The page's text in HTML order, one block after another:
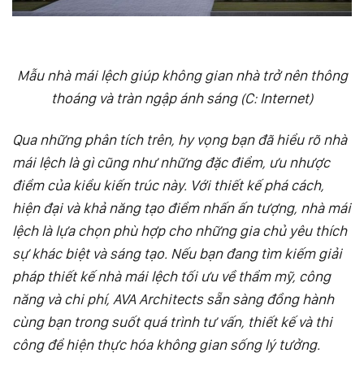
Mẫu nhà mái lệch giúp không gian nhà trở nên thông
thoáng và tràn ngập ánh sáng (C: Internet)
Qua những phân tích trên, hy vọng bạn đã hiểu rõ nhà
mái lệch là gì cũng như những đặc điểm, ưu nhược
điểm của kiểu kiến trúc này. Với thiết kế phá cách,
hiện đại và khả năng tạo điểm nhấn ấn tượng, nhà mái
lệch là lựa chọn phù hợp cho những gia chủ yêu thích
sự khác biệt và sáng tạo. Nếu bạn đang tìm kiếm giải
pháp thiết kế nhà mái lệch tối ưu về thẩm mỹ, công
năng và chi phí, AVA Architects sẵn sàng đồng hành
cùng bạn trong suốt quá trình tư vấn, thiết kế và thi
công để hiện thực hóa không gian sống lý tưởng.